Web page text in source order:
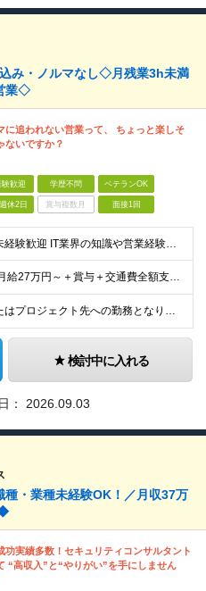
み・ノルマなし◇月残業3h未満
業◇
に追われない営業って、 ちょっと楽しそ
ないですか？
験歓迎 学歴不問 ベテランOK
休2日 賞与複数月 面接1回
学歴不問／未経験歓迎 IT業界の知識や営業経験は問いません。 大切にしたいのは、これまでの経歴よりも「人と話すことが好き」「チームで仕事を進めたい」という気持ちです。 ◆ こんな方とお会いしたいで
《経験者》 月給27万円～＋賞与＋交通費全額支給 《未経験者》 月給23万円～＋賞与＋交通費全額支給 ※上記月給には固定残業代（20時間分／《経験者》34,000円～《未経験者》31,100円～）
東京本社またはプロジェクト先への勤務となります ■本社 東京都豊島区南池袋3-13-8 ホウエイビル9F ＜アクセス＞ 各線「池袋駅」から徒歩5分 ■東京開発センター 東京都豊島区南池袋3-13-
検討中に入れる
： 2026.09.03
・業種未経験OK！／月収37万
功実績多数！セキュリティコンサルタント
“高収入”と“やりがい”を手にしません